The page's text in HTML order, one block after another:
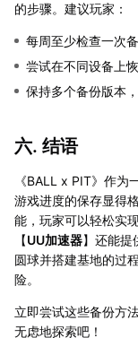
的步骤。建议玩家：
每周至少检查一次
尝试在不同设备上
保持多个备份版本
六. 结语
《BALL x PIT》作
游戏进度的保存显得
能，玩家可以轻松实
【UU加速器】还能提
圆球并搭建基地的过
险。
立即尝试这些备份方
无虑地探索吧！